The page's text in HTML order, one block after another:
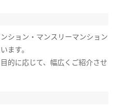
ション・マンスリーマンション
ます。
的に応じて、幅広くご紹介させ